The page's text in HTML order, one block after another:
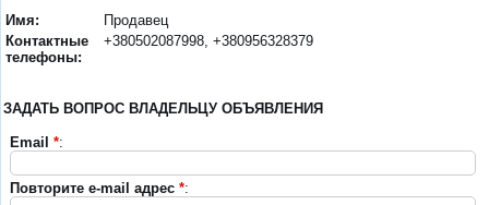
Имя:
Продавец
Контактные
телефоны:
+380502087998, +380956328379
ЗАДАТЬ ВОПРОС ВЛАДЕЛЬЦУ ОБЪЯВЛЕНИЯ
Email *:
Повторите e-mail адрес *: